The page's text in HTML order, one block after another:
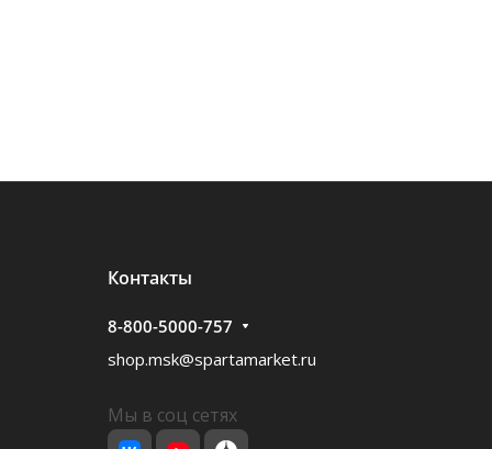
Контакты
8-800-5000-757
shop.msk@spartamarket.ru
Мы в соц сетях